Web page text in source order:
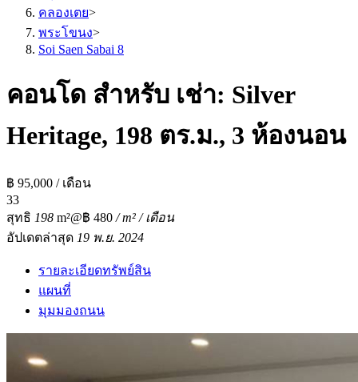
คลองเตย>
พระโขนง>
Soi Saen Sabai 8
คอนโด สำหรับ เช่า: Silver
Heritage, 198 ตร.ม., 3 ห้องนอน
฿ 95,000 / เดือน
33
สุทธิ 198 m²@฿ 480 / m² / เดือน
อัปเดตล่าสุด 19 พ.ย. 2024
รายละเอียดทรัพย์สิน
แผนที่
มุมมองถนน